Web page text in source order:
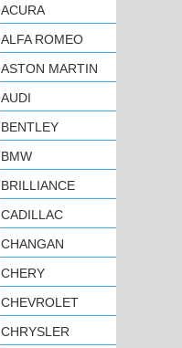
ACURA
ALFA ROMEO
ASTON MARTIN
AUDI
BENTLEY
BMW
BRILLIANCE
CADILLAC
CHANGAN
CHERY
CHEVROLET
CHRYSLER